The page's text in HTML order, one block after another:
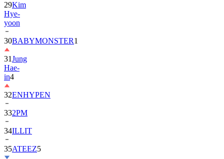
29Kim
Hye-
yoon
30BABYMONSTER1
31Jung
Hae-
in4
32ENHYPEN
332PM
34ILLIT
35ATEEZ5